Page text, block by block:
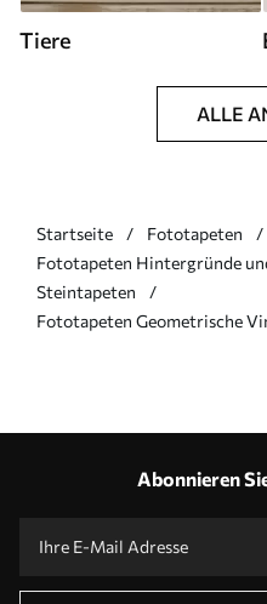
Tiere
ALLE
Startseite
Fototapeten
Fototapeten Hintergründe
Steintapeten
Fototapeten Geometrische
Abonnieren